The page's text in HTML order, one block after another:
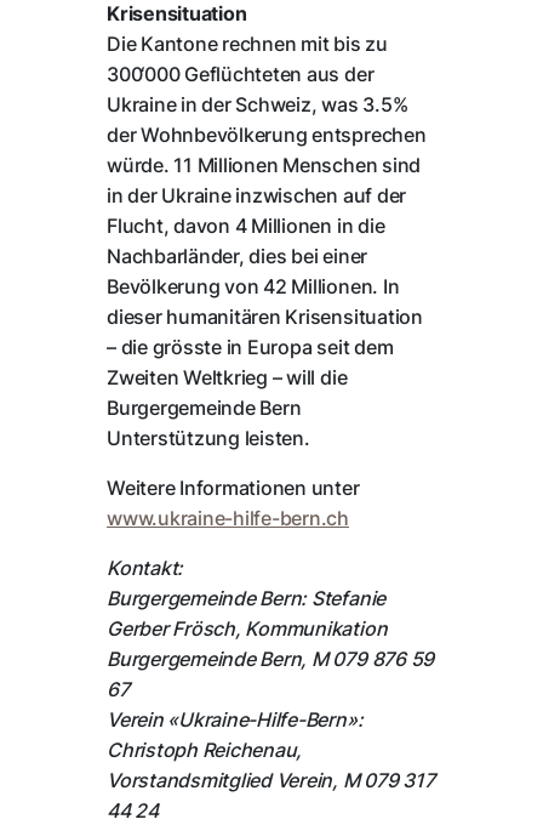
Krisensituation
Die Kantone rechnen mit bis zu
300‘000 Geflüchteten aus der
Ukraine in der Schweiz, was 3.5%
der Wohnbevölkerung entsprechen
würde. 11 Millionen Menschen sind
in der Ukraine inzwischen auf der
Flucht, davon 4 Millionen in die
Nachbarländer, dies bei einer
Bevölkerung von 42 Millionen. In
dieser humanitären Krisensituation
– die grösste in Europa seit dem
Zweiten Weltkrieg – will die
Burgergemeinde Bern
Unterstützung leisten.
Weitere Informationen unter
www.ukraine-hilfe-bern.ch
Kontakt:
Burgergemeinde Bern: Stefanie
Gerber Frösch, Kommunikation
Burgergemeinde Bern, M 079 876 59
67
Verein «Ukraine-Hilfe-Bern»:
Christoph Reichenau,
Vorstandsmitglied Verein, M 079 317
44 24